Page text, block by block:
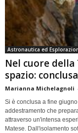
Astronautica ed
Nel cuore
spazio:
Marianna Michelagnoli
Si è conclusa a fine
addestramento che
attraverso un'intensa
Matese. Dall'isolamento